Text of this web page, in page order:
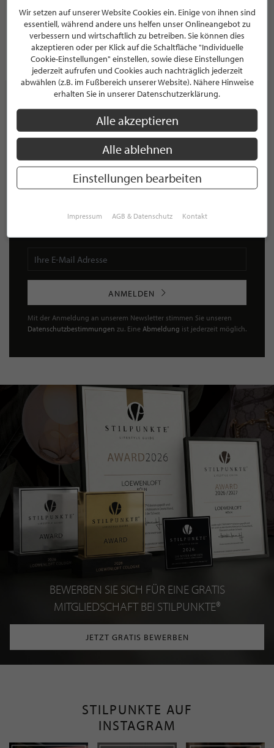
47495 Rheinberg
Deutschland
PROFIL
NEWSLETTER
Bleiben Sie immer UP TO DATE! Melden Sie sich jetzt für
unseren STILPUNKTE®-Newsletter an und profitieren Sie
von exklusivenNeuigkeiten, TrendsundAngeboten
ist jederzeit möglich.
ANMELDEN
Mit der Anmeldung an unserem Newsletter stimmen Sie unseren
Datenschutzbestimmungen zu. Eine Abmeldung ist jederzeit möglich.
BEWERBEN SIE SICH FÜR EINE GRATIS
MITGLIEDSCHAFT BEI STILPUNKTE®
JETZT GRATIS BEWERBEN
STILPUNKTE AUF
INSTAGRAM
Wir setzen auf unserer Website Cookies ein. Einige von ihnen sind
essentiell, während andere uns helfen unser Onlineangebot zu
verbessern und wirtschaftlich zu betreiben. Sie können dies
akzeptieren oder per Klick auf die Schaltfläche "Individuelle
Cookie-Einstellungen" einstellen, sowie diese Einstellungen
jederzeit aufrufen und Cookies auch nachträglich jederzeit
abwählen (z.B. im Fußbereich unserer Website). Nähere Hinweise
erhalten Sie in unserer Datenschutzerklärung.
Alle akzeptieren
Alle ablehnen
Einstellungen bearbeiten
Impressum AGB & Datenschutz Kontakt